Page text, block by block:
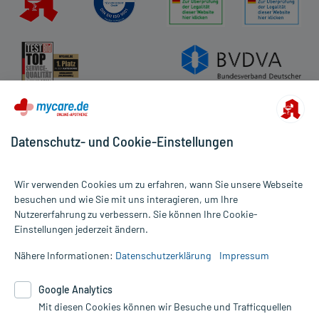
Alle Preise gelten inkl. MwSt., ggf. zzgl. Versandkosten
Informationen auf dieser Website werden ausschließlich für
die Untersuchung und Behandlung durch einen Arzt. Bitte
Therapien eingeleitet werden können. | Diese Webseite benutzt
Google Analytics. Lesen Sie bitte dazu die wichtigen Hinweise in
Datenschutz- und Cookie-Einstellungen
Wir verwenden Cookies um zu erfahren, wann Sie unsere Webseite
besuchen und wie Sie mit uns interagieren, um Ihre
Nutzererfahrung zu verbessern. Sie können Ihre Cookie-
Einstellungen jederzeit ändern.
Nähere Informationen: Datenschutzerklärung Impressum
Google Analytics
Mit diesen Cookies können wir Besuche und Trafficquellen